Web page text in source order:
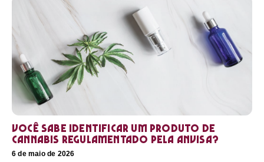
Você sabe identificar um produto de
cannabis regulamentado pela Anvisa?
6 de maio de 2026